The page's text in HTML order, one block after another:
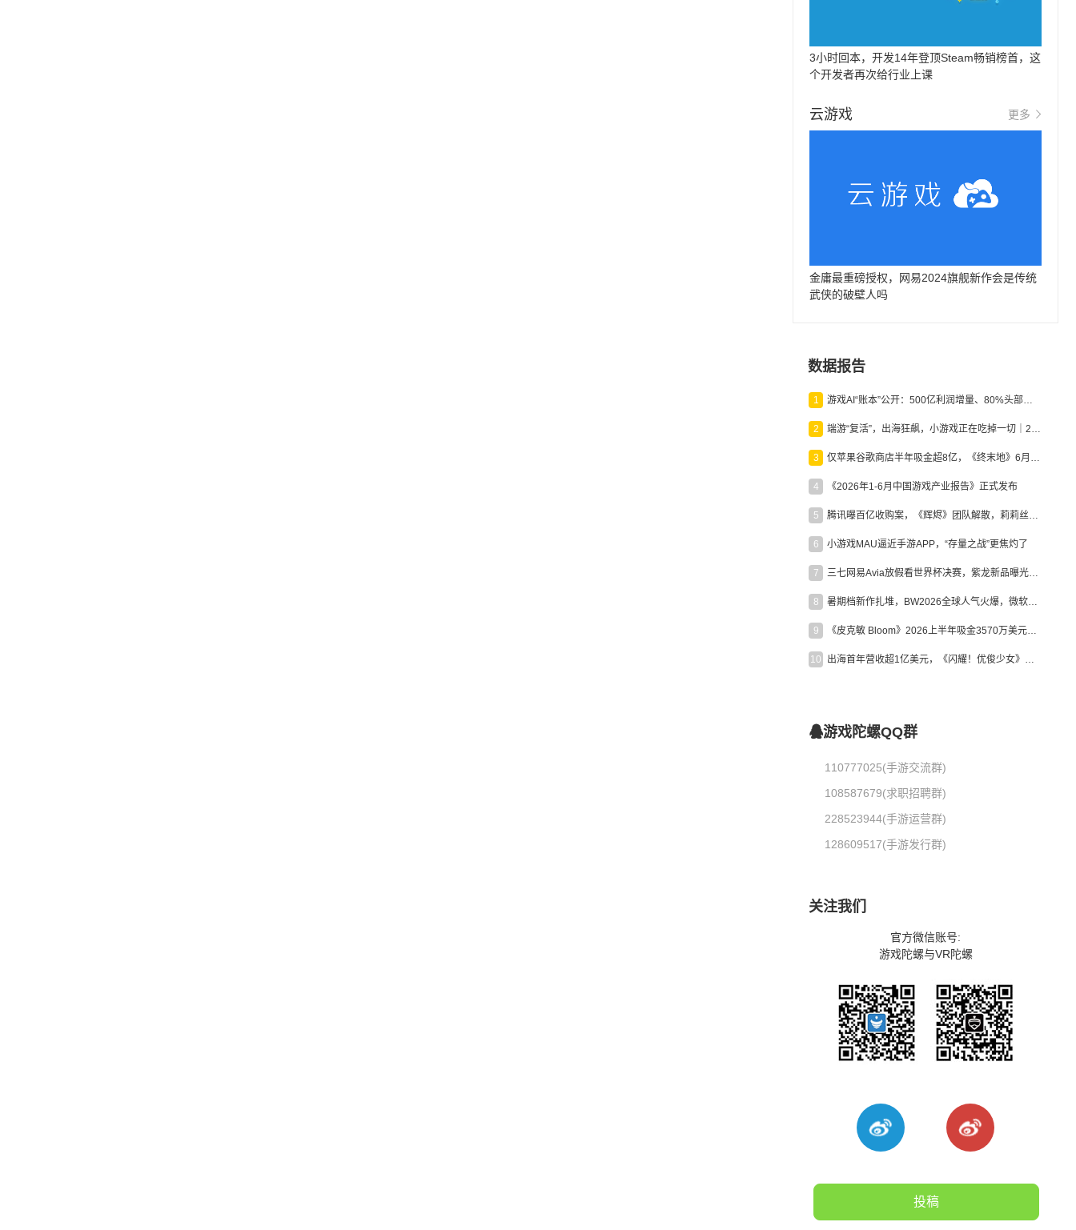
3小时回本，开发14年登顶Steam畅销榜首，这
个开发者再次给行业上课
云游戏 更多
金庸最重磅授权，网易2024旗舰新作会是传统
武侠的破壁人吗
数据报告
1 游戏AI“账本”公开：500亿利润增量、80%头部入局，谁在闷声发财？
2 端游“复活”，出海狂飙，小游戏正在吃掉一切｜2026上半年产业报告
3 仅苹果谷歌商店半年吸金超8亿，《终末地》6月份收入显著回暖
4 《2026年1-6月中国游戏产业报告》正式发布
5 腾讯曝百亿收购案，《辉烬》团队解散，莉莉丝新作曝光｜陀螺周报
6 小游戏MAU逼近手游APP，“存量之战”更焦灼了
7 三七网易Avia放假看世界杯决赛，紫龙新品曝光，米哈游新作上线 | 陀螺周报
8 暑期档新作扎堆，BW2026全球人气火爆，微软XBOX大裁员|陀螺周报
9 《皮克敏 Bloom》2026上半年吸金3570万美元，中国台湾成最大市场
10 出海首年营收超1亿美元，《闪耀！优俊少女》美国市场占比达七成
游戏陀螺QQ群
110777025(手游交流群)
108587679(求职招聘群)
228523944(手游运营群)
128609517(手游发行群)
关注我们
官方微信账号:
游戏陀螺与VR陀螺
投稿